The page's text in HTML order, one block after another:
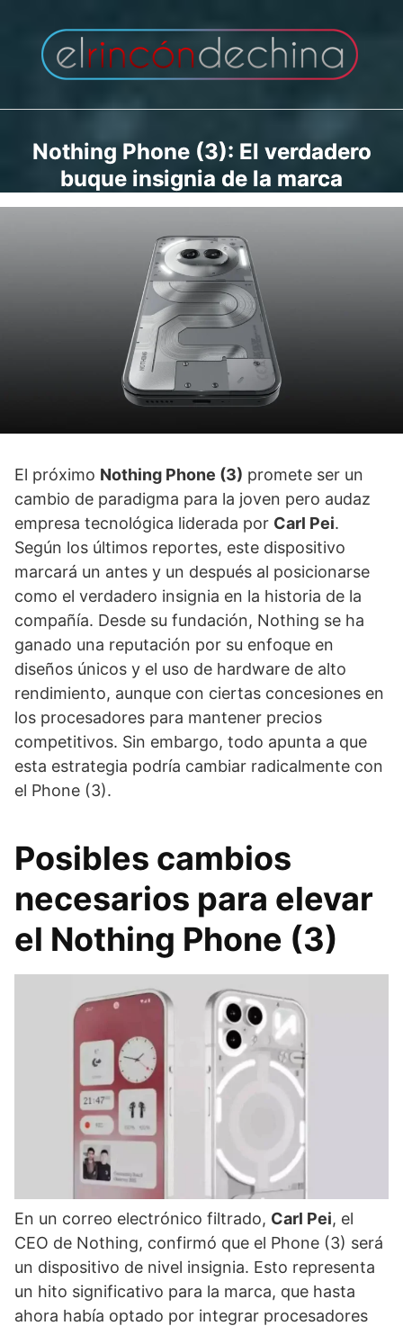
contenido
Nothing Phone (3): El verdadero
buque insignia de la marca
El próximo Nothing Phone (3) promete ser un
cambio de paradigma para la joven pero audaz
empresa tecnológica liderada por Carl Pei.
Según los últimos reportes, este dispositivo
marcará un antes y un después al posicionarse
como el verdadero insignia en la historia de la
compañía. Desde su fundación, Nothing se ha
ganado una reputación por su enfoque en
diseños únicos y el uso de hardware de alto
rendimiento, aunque con ciertas concesiones en
los procesadores para mantener precios
competitivos. Sin embargo, todo apunta a que
esta estrategia podría cambiar radicalmente con
el Phone (3).
Posibles cambios
necesarios para elevar
el Nothing Phone (3)
En un correo electrónico filtrado, Carl Pei, el
CEO de Nothing, confirmó que el Phone (3) será
un dispositivo de nivel insignia. Esto representa
un hito significativo para la marca, que hasta
ahora había optado por integrar procesadores